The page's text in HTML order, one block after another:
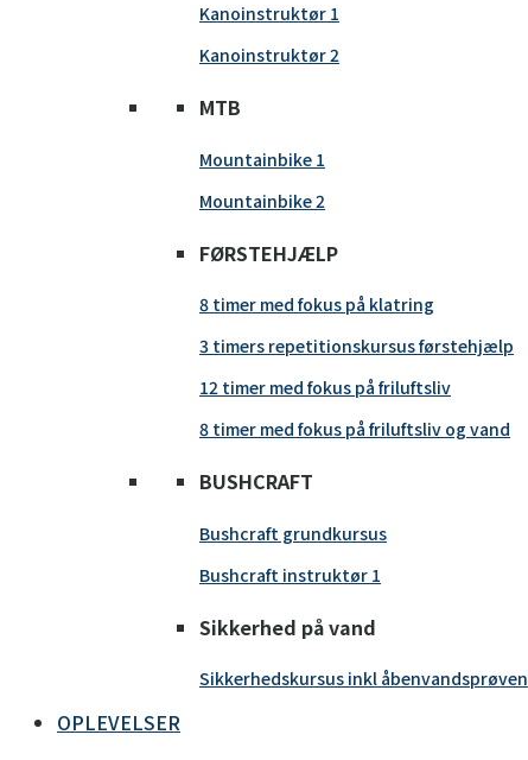
Kanoinstruktør 1
Kanoinstruktør 2
MTB
Mountainbike 1
Mountainbike 2
FØRSTEHJÆLP
8 timer med fokus på klatring
3 timers repetitionskursus førstehjælp
12 timer med fokus på friluftsliv
8 timer med fokus på friluftsliv og vand
BUSHCRAFT
Bushcraft grundkursus
Bushcraft instruktør 1
Sikkerhed på vand
Sikkerhedskursus inkl åbenvandsprøven
OPLEVELSER